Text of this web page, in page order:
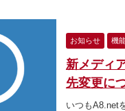
お知らせ 機
新メディ
先変更に
いつもA8.net